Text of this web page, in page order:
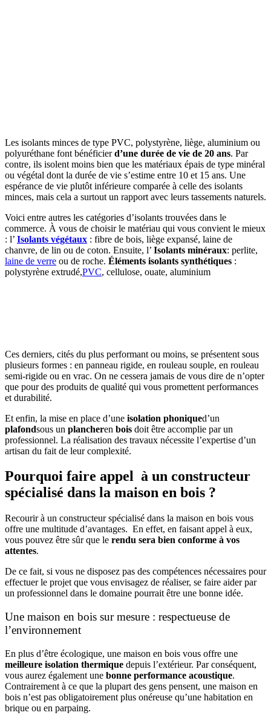
Les isolants minces de type PVC, polystyrène, liège, aluminium ou
polyuréthane font bénéficierd’une durée de vie de 20 ans. Par
contre, ils isolent moins bien que les matériaux épais de type minéral
ou végétal dont la durée de vie s’estime entre 10 et 15 ans. Une
espérance de vie plutôt inférieure comparée à celle des isolants
minces, mais cela a surtout un rapport avec leurs tassements naturels.
Voici entre autres les catégories d’isolants trouvées dans le
commerce. À vous de choisir le matériau qui vous convient le mieux
: l’ Isolants végétaux : fibre de bois, liège expansé, laine de
chanvre, de lin ou de coton. Ensuite, l’ Isolants minéraux: perlite,
laine de verre ou de roche. Éléments isolants synthétiques :
polystyrène extrudé,PVC, cellulose, ouate, aluminium
Ces derniers, cités du plus performant ou moins, se présentent sous
plusieurs formes : en panneau rigide, en rouleau souple, en rouleau
semi-rigide ou en vrac. On ne cessera jamais de vous dire de n’opter
que pour des produits de qualité qui vous promettent performances
et durabilité.
Et enfin, la mise en place d’une isolation phoniqued’un
plafondsous un plancheren bois doit être accomplie par un
professionnel. La réalisation des travaux nécessite l’expertise d’un
artisan du fait de leur complexité.
Pourquoi faire appel à un constructeur
spécialisé dans la maison en bois ?
Recourir à un constructeur spécialisé dans la maison en bois vous
offre une multitude d’avantages. En effet, en faisant appel à eux,
vous pouvez être sûr que le rendu sera bien conforme à vos
attentes.
De ce fait, si vous ne disposez pas des compétences nécessaires pour
effectuer le projet que vous envisagez de réaliser, se faire aider par
un professionnel dans le domaine pourrait être une bonne idée.
Une maison en bois sur mesure : respectueuse de
l’environnement
En plus d’être écologique, une maison en bois vous offre une
meilleure isolation thermique depuis l’extérieur. Par conséquent,
vous aurez également une bonne performance acoustique.
Contrairement à ce que la plupart des gens pensent, une maison en
bois n’est pas obligatoirement plus onéreuse qu’une habitation en
brique ou en parpaing.